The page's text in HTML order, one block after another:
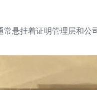
悬挂着证明管理层和